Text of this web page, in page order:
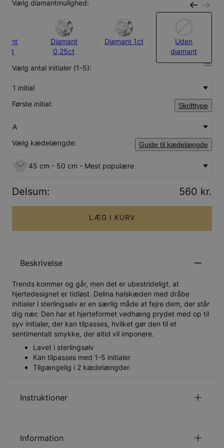
Vælg diamantmulighed:
Diamant
0,25ct
Diamant 1ct
Uden
diamant
Vælg antal initialer (1-5):
1 initial
Første initial:
Skrifttype
A
Vælg kædelængde:
Guide til kædelængde
45 cm - 50 cm - Mest populære
Delsum: 560 kr.
LÆG I KURV
Beskrivelse
Trends kommer og går, men det er ubestrideligt, at
hjertedesignet er tidløst. Delina halskæden med dråbe
initialer i sterlingsølv er en særlig måde at fejre dem, der står
dig nær. Den har et hjerteformet vedhæng prydet med op til
syv initialer, der kan tilpasses, hvilket gør den til et
sentimentalt smykke, der altid vil imponere.
Lavet i sterlingsølv
Kan tilpasses med 1-5 initialer
Tilgængelig i 2 kædelængder.
Instruktioner
Du er velkommen til at kontakte os via
Information